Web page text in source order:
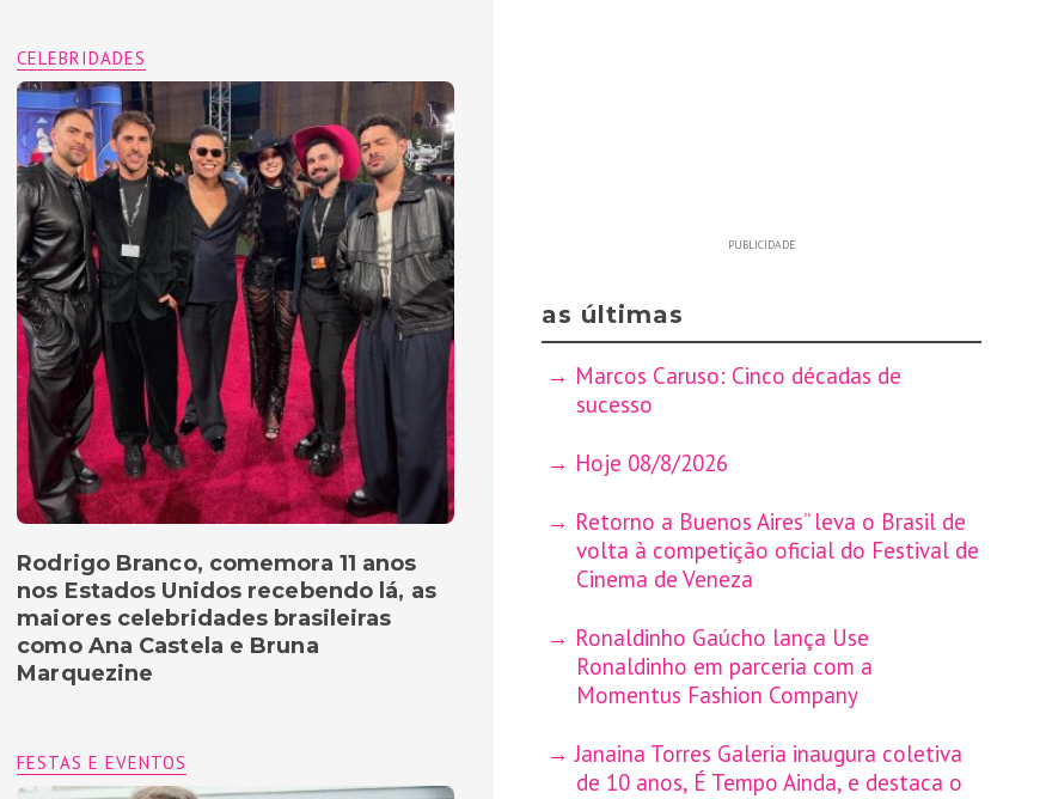
CELEBRIDADES
Rodrigo Branco, comemora 11 anos
nos Estados Unidos recebendo lá, as
maiores celebridades brasileiras
como Ana Castela e Bruna
Marquezine
FESTAS E EVENTOS
PUBLICIDADE
as últimas
Marcos Caruso: Cinco décadas de
sucesso
Hoje 08/8/2026
Retorno a Buenos Aires” leva o Brasil de
volta à competição oficial do Festival de
Cinema de Veneza
Ronaldinho Gaúcho lança Use
Ronaldinho em parceria com a
Momentus Fashion Company
Janaina Torres Galeria inaugura coletiva
de 10 anos, É Tempo Ainda, e destaca o